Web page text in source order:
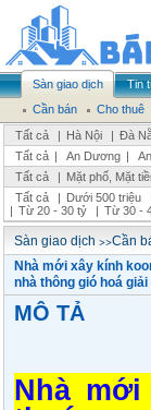
Sàn giao dịch Tin
Cần bán
Cho thuê
Tất cả
| Hà Nội | Đà
Tất cả | An Dương |
Tất cả
| Mặt phố, Mặt
Tất cả
| Dưới 500 triệu
| Từ 20 - 30 tỷ | Từ 30 -
Sàn giao dịch >>Cần
Nhà mới xây kính
nhà thông gió hoá
MÔ TẢ
Nhà